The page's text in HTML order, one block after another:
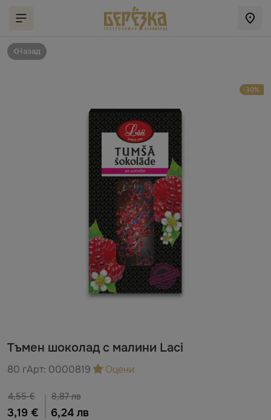
Назад
-30%
Тъмен шоколад с малини Laci
80 гАрт: 0000819 Оцени
4,55 €
3,19 €
8,87 лв
6,24 лв